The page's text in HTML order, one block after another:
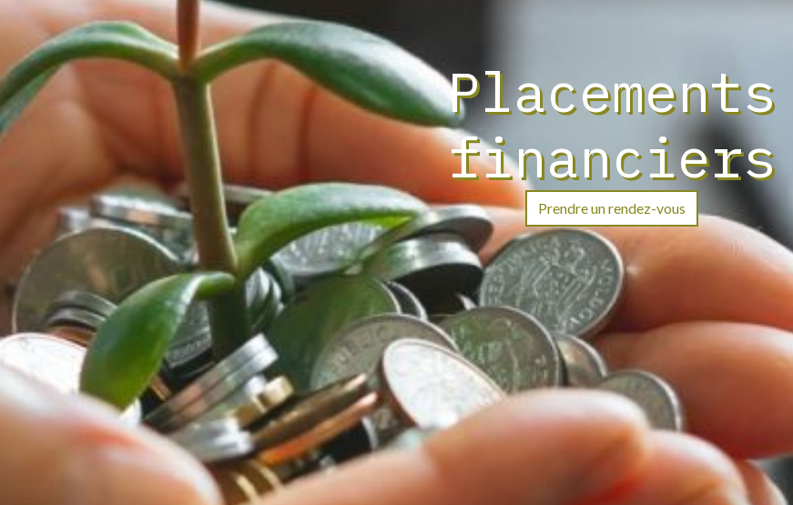
Placements
financiers
Prendre un rendez-vous